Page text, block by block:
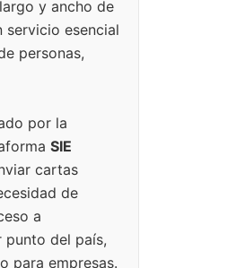
y ancho de
servicio esencial
personas,
por la
SIE
cartas
de
a
punto del país,
para empresas.